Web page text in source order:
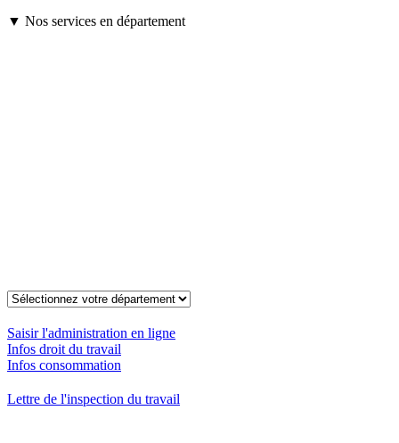
▼ Nos services en département
Saisir l'administration en ligne
Infos droit du travail
Infos consommation
Lettre de l'inspection du travail